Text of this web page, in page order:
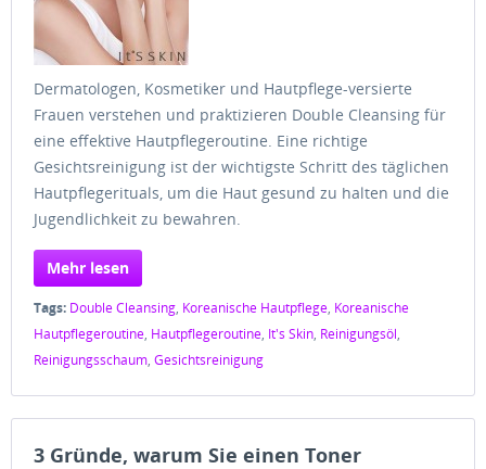
Dermatologen, Kosmetiker und Hautpflege-versierte
Frauen verstehen und praktizieren Double Cleansing für
eine effektive Hautpflegeroutine. Eine richtige
Gesichtsreinigung ist der wichtigste Schritt des täglichen
Hautpflegerituals, um die Haut gesund zu halten und die
Jugendlichkeit zu bewahren.
Mehr lesen
Tags: Double Cleansing, Koreanische Hautpflege, Koreanische
Hautpflegeroutine, Hautpflegeroutine, It's Skin, Reinigungsöl,
Reinigungsschaum, Gesichtsreinigung
3 Gründe, warum Sie einen Toner